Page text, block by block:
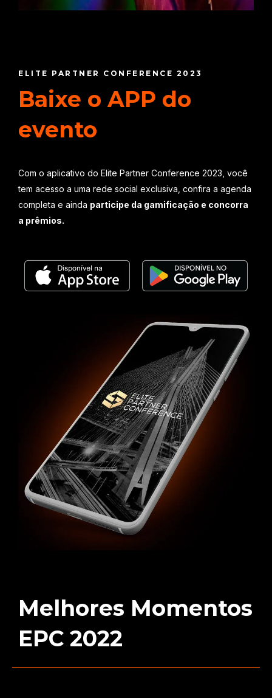
ELITE PARTNER CONFERENCE 2023
Baixe o APP do
evento
Com o aplicativo do Elite Partner Conference 2023, você
tem acesso a uma rede social exclusiva, confira a agenda
completa e ainda participe da gamificação e concorra
a prêmios.
Melhores Momentos
EPC 2022